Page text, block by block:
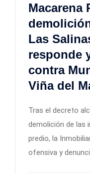
Macarena
Las
responde
contra
Viña del
Tras el decreto
demolición de las
predio, la
ofensiva y